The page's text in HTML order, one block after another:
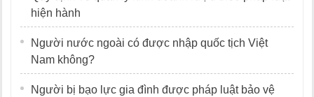
hiện hành
Người nước ngoài có được nhập quốc tịch Việt
Nam không?
Người bị bạo lực gia đình được pháp luật bảo vệ